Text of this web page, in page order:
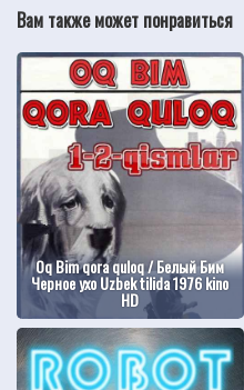
Вам также может понравиться
Oq Bim qora quloq / Белый Бим
Черное ухо Uzbek tilida 1976 kino
HD